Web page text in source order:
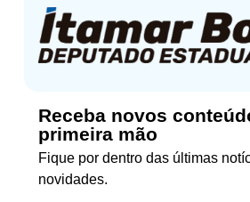
Receba novos
primeira mão
Fique por dentro das últimas
novidades.